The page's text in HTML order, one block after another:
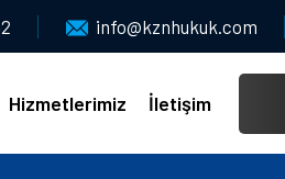
info@kznhukuk.com
Hizmetlerimiz İletişim